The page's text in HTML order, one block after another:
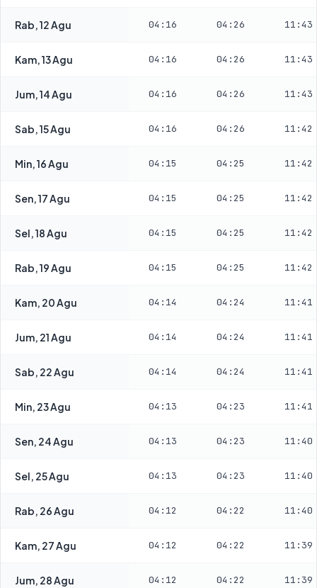
Rab, 12 Agu 04:16 04:26 11:43
Kam, 13 Agu 04:16 04:26 11:43
Jum, 14 Agu 04:16 04:26 11:43
Sab, 15 Agu 04:16 04:26 11:42
Min, 16 Agu 04:15 04:25 11:42
Sen, 17 Agu 04:15 04:25 11:42
Sel, 18 Agu 04:15 04:25 11:42
Rab, 19 Agu 04:15 04:25 11:42
Kam, 20 Agu 04:14 04:24 11:41
Jum, 21 Agu 04:14 04:24 11:41
Sab, 22 Agu 04:14 04:24 11:41
Min, 23 Agu 04:13 04:23 11:41
Sen, 24 Agu 04:13 04:23 11:40
Sel, 25 Agu 04:13 04:23 11:40
Rab, 26 Agu 04:12 04:22 11:40
Kam, 27 Agu 04:12 04:22 11:39
Jum, 28 Agu 04:12 04:22 11:39